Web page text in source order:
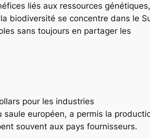
liés aux ressources
biodiversité se concentre dans le
sans toujours en partager les
pour les industries
européen, a permis la
souvent aux pays fournisseurs.